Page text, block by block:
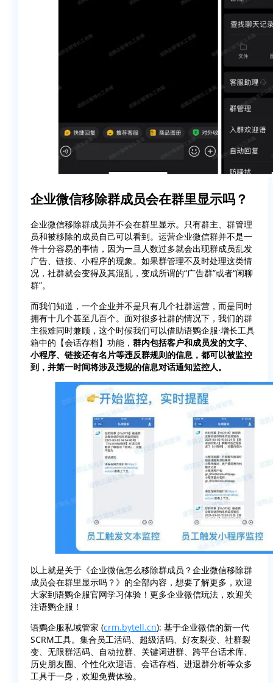
企业微信移除群成员会在群里显示吗？
企业微信移除群成员并不会在群里显示。只有群主、群管理
员和被移除的成员自己可以看到。运营企业微信群并不是一
件十分容易的事情，因为一旦人数过多就会出现群成员乱发
广告、链接、小程序的现象。如果群管理不及时处理这类情
况，社群就会变得及其混乱，变成所谓的“广告群”或者“闲聊
群”。
而我们知道，一个企业并不是只有几个社群运营，而是同时
拥有十几个甚至几百个。面对很多社群的情况下，我们的群
主很难同时兼顾，这个时候我们可以借助语鹦企服·增长工具
箱中的【会话存档】功能， 群内包括客户和成员发的文字、
小程序、链接还有名片等违反群规则的信息，都可以被监控
到，并第一时间将涉及违规的信息对话通知监控人。
以上就是关于《企业微信怎么移除群成员？企业微信移除群
成员会在群里显示吗？》的全部内容，想要了解更多，欢迎
大家到语鹦企服官网学习体验！更多企业微信玩法，欢迎关
注语鹦企服！
语鹦企服私域管家 (crm.bytell.cn): 基于企业微信的新一代
SCRM工具。集合员工活码、超级活码、好友裂变、社群裂
变、无限群活码、自动拉群、关键词进群、跨平台话术库、
历史朋友圈、个性化欢迎语、会话存档、进退群分析等众多
工具于一身，欢迎免费体验。